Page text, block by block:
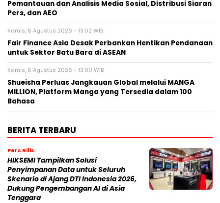
Pemantauan dan Analisis Media Sosial, Distribusi Siaran
Pers, dan AEO
Kamis, 6 Agustus 2026 - 13:02 WIB
Fair Finance Asia Desak Perbankan Hentikan Pendanaan
untuk Sektor Batu Bara di ASEAN
Kamis, 6 Agustus 2026 - 13:00 WIB
Shueisha Perluas Jangkauan Global melalui MANGA
MILLION, Platform Manga yang Tersedia dalam 100
Bahasa
BERITA TERBARU
Pers Rilis
HIKSEMI Tampilkan Solusi
Penyimpanan Data untuk Seluruh
Skenario di Ajang DTI Indonesia 2026,
Dukung Pengembangan AI di Asia
Tenggara